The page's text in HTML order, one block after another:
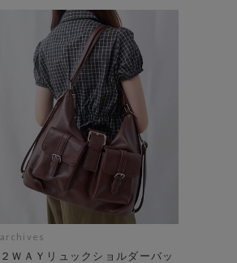
archives
２ＷＡＹリュックショルダーバッ